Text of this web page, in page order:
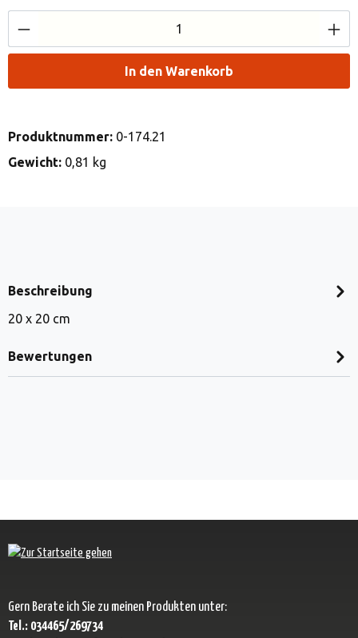
Produkt Anzahl: Gib den gewünschten
In den Warenkorb
Produktnummer: 0-174.21
Gewicht: 0,81 kg
Beschreibung
20 x 20 cm
Bewertungen
Gern Berate ich Sie zu meinen Produkten unter:
Tel.: 034465/269734